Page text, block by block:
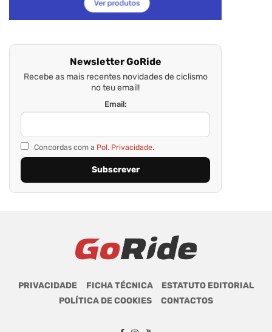
Newsletter GoRide
Recebe as mais recentes novidades de ciclismo
no teu email!
Email:
Concordas com a Pol. Privacidade.
PRIVACIDADE FICHA TÉCNICA
ESTATUTO EDITORIAL
POLÍTICA DE COOKIES
CONTACTOS